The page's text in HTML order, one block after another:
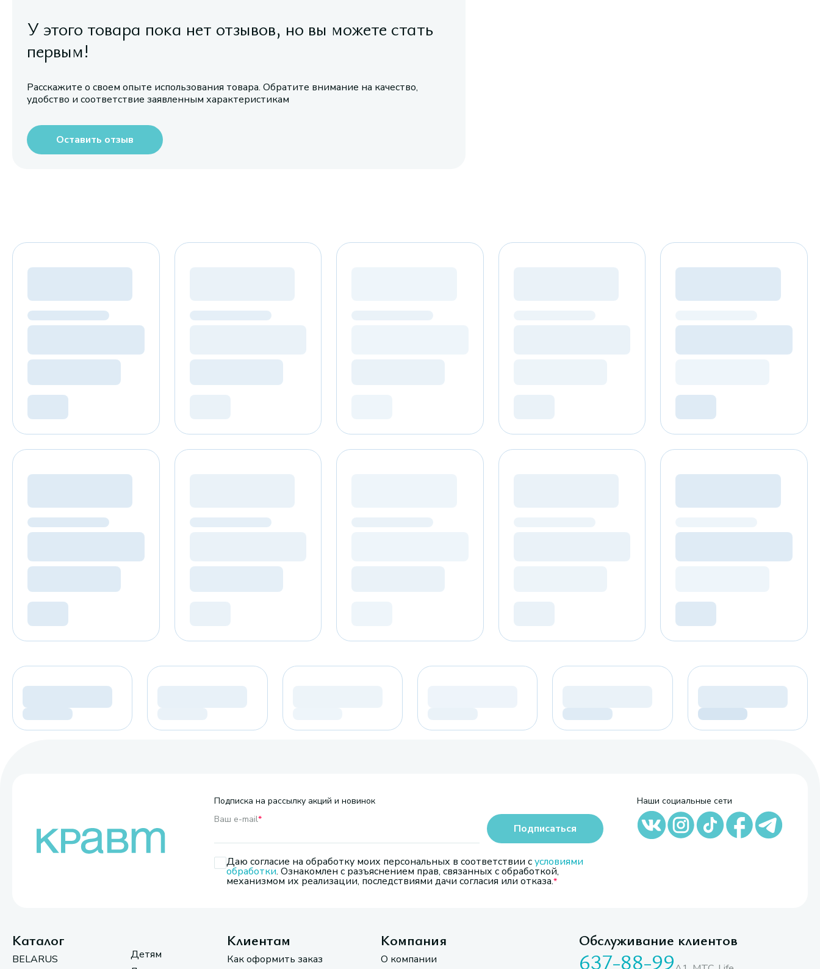
У этого товара пока нет отзывов, но вы можете стать
первым!
Расскажите о своем опыте использования товара. Обратите внимание на качество,
удобство и соответствие заявленным характеристикам
Оставить отзыв
Подписка на рассылку акций и новинок
Ваш e-mail*
Даю согласие на обработку моих персональных в соответствии сусловиями
обработки. Ознакомлен с разъяснением прав, связанных с обработкой,
механизмом их реализации, последствиями дачи согласия или отказа.
Подписаться
Наши социальные сети
Каталог
BELARUS
Детям
Клиентам
Как оформить заказ
Компания
О компании
Обслуживание клиентов
637-88-99